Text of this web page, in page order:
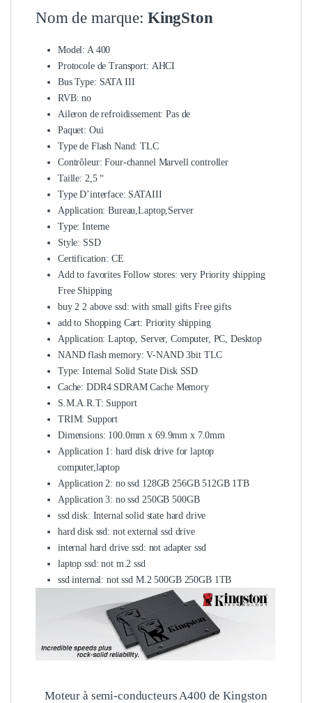
Nom de marque: KingSton
Model: A 400
Protocole de Transport: AHCI
Bus Type: SATA III
RVB:no
Aileron de refroidissement:Pas de
Paquet: Oui
Type de Flash Nand:TLC
Contrôleur:Four-channel Marvell controller
Taille: 2,5 “
Type D’interface: SATAIII
Application:Bureau,Laptop,Server
Type:Interne
Style: SSD
Certification: CE
Add to favorites Follow stores: very Priority shipping
Free Shipping
buy 2 2 above ssd:with small gifts Free gifts
add to Shopping Cart: Priority shipping
Application:Laptop, Server, Computer, PC, Desktop
NAND flash memory:V-NAND 3bit TLC
Type:Internal Solid State Disk SSD
Cache:DDR4 SDRAM Cache Memory
S.M.A.R.T: Support
TRIM: Support
Dimensions: 100.0mm x 69.9mm x 7.0mm
Application 1: hard disk drive for laptop
computer,laptop
Application 2: no ssd 128GB 256GB 512GB 1TB
Application 3: no ssd 250GB 500GB
ssd disk: Internal solid state hard drive
hard disk ssd: not external ssd drive
internal hard drive ssd: not adapter ssd
laptop ssd:not m.2 ssd
ssd internal:not ssd M.2 500GB 250GB 1TB
Moteur à semi-conducteurs A400 de Kingston